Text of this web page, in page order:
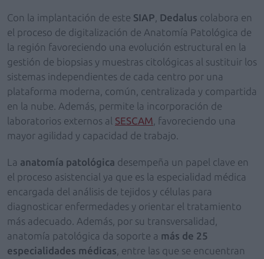
Con la implantación de este SIAP Dedalus colabora en
el proceso de digitalización de Anatomía Patológica de
la región favoreciendo una evolución estructural en la
gestión de biopsias y muestras citológicas al sustituir los
sistemas independientes de cada centro por una
plataforma moderna, común, centralizada y compartida
en la nube. Además, permite la incorporación de
laboratorios externos al SESCAM , favoreciendo una
mayor agilidad y capacidad de trabajo.
La anatomía patológica desempeña un papel clave en
el proceso asistencial ya que es la especialidad médica
encargada del análisis de tejidos y células para
diagnosticar enfermedades y orientar el tratamiento
más adecuado. Además, por su transversalidad,
anatomía patológica da soporte a más de 25
especialidades médicas , entre las que se encuentran